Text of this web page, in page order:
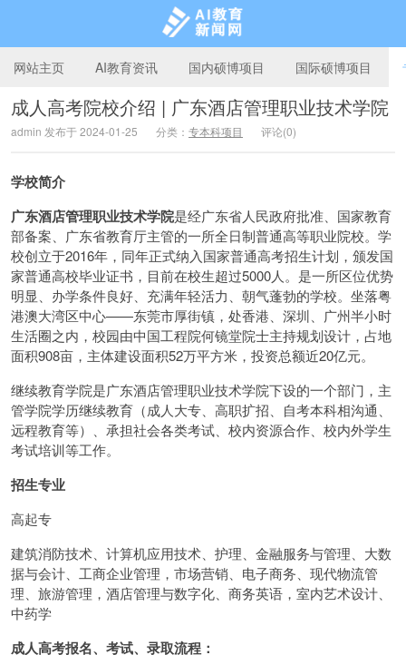
AI教育新闻网
网站主页 AI教育资讯 国内硕博项目 国际硕博项目
成人高考院校介绍 | 广东酒店管理职业技术学院
admin 发布于 2024-01-25 分类： 专本科项目 评论(0)
学校简介
广东酒店管理职业技术学院是经广东省人民政府批准、国家教育
部备案、广东省教育厅主管的一所全日制普通高等职业院校。学
校创立于2016年，同年正式纳入国家普通高考招生计划，颁发国
家普通高校毕业证书，目前在校生超过5000人。是一所区位优势
明显、办学条件良好、充满年轻活力、朝气蓬勃的学校。坐落粤
港澳大湾区中心——东莞市厚街镇，处香港、深圳、广州半小时
生活圈之内，校园由中国工程院何镜堂院士主持规划设计，占地
面积908亩，主体建设面积52万平方米，投资总额近20亿元。
继续教育学院是广东酒店管理职业技术学院下设的一个部门，主
管学院学历继续教育（成人大专、高职扩招、自考本科相沟通、
远程教育等）、承担社会各类考试、校内资源合作、校内外学生
考试培训等工作。
招生专业
高起专
建筑消防技术、计算机应用技术、护理、金融服务与管理、大数
据与会计、工商企业管理，市场营销、电子商务、现代物流管
理、旅游管理，酒店管理与数字化、商务英语，室内艺术设计、
中药学
成人高考报名、考试、录取流程：